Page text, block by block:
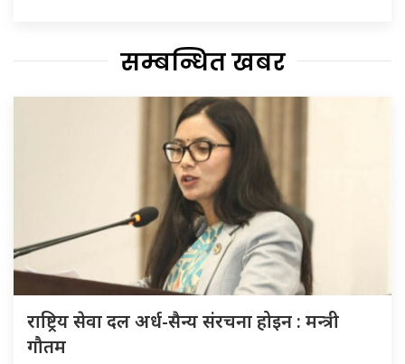
सम्बन्धित खबर
राष्ट्रिय सेवा दल अर्ध-सैन्य संरचना होइन : मन्त्री
गौतम